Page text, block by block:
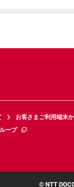
お客さまご利用端末
ープ
© NTT